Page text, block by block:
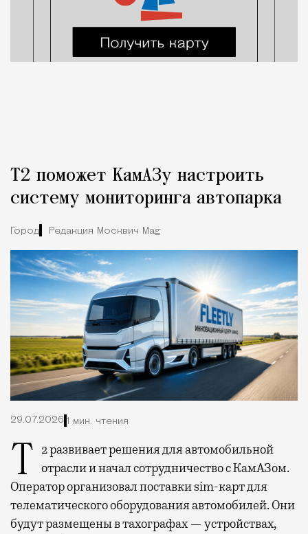
Т2 поможет КамАЗу настроить
систему мониторинга автопарка
Город Редакция Москвич Mag
29.07.2026 1 мин. чтения
Т2 развивает решения для автомобильной отрасли и начал сотрудничество с КамАЗом.
Оператор организовал поставки sim-карт для
телематического оборудования автомобилей. Они
будут размещены в тахографах — устройствах,